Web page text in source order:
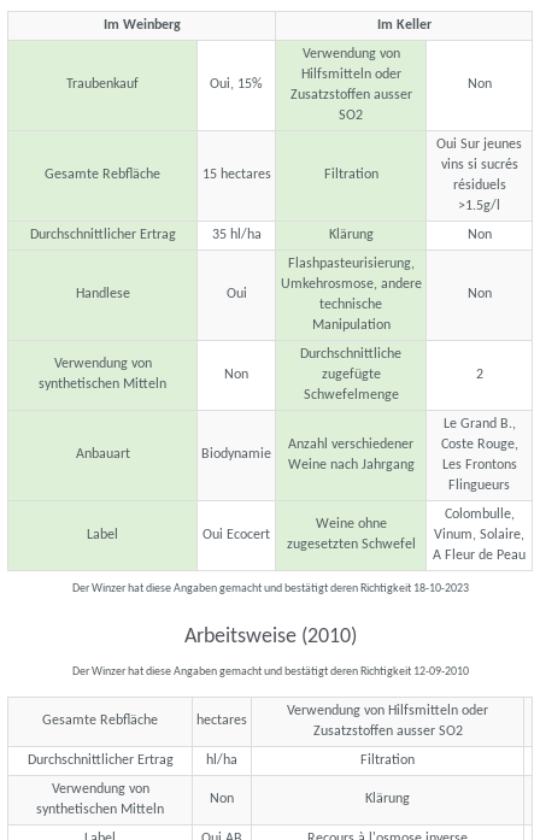
Im Weinberg Im Keller
Traubenkauf Oui, 15%
Verwendung von
Hilfsmitteln oder
Zusatzstoffen ausser
SO2
Non
Gesamte Rebfläche 15 hectares Filtration
Oui Sur jeunes
vins si sucrés
résiduels
>1.5g/l
Durchschnittlicher Ertrag
35 hl/ha Klärung Non
Handlese Oui
Flashpasteurisierung,
Umkehrosmose, andere
technische
Manipulation
Non
Verwendung von
synthetischen Mitteln
Non
Durchschnittliche
zugefügte
Schwefelmenge
2
Anbauart Biodynamie
Anzahl verschiedener
Weine nach Jahrgang
Le Grand B.,
Coste Rouge,
Les Frontons
Flingueurs
Label Oui Ecocert
Weine ohne
zugesetzten Schwefel
Colombulle,
Vinum, Solaire,
A Fleur de Peau
Der Winzer hat diese Angaben gemacht und bestätigt deren Richtigkeit 18-10-2023
Arbeitsweise (2010)
Der Winzer hat diese Angaben gemacht und bestätigt deren Richtigkeit 12-09-2010
Gesamte Rebfläche hectares
Verwendung von Hilfsmitteln oder
Zusatzstoffen ausser SO2
Durchschnittlicher Ertrag
hl/ha
Filtration
Verwendung von
synthetischen Mitteln
Non Klärung